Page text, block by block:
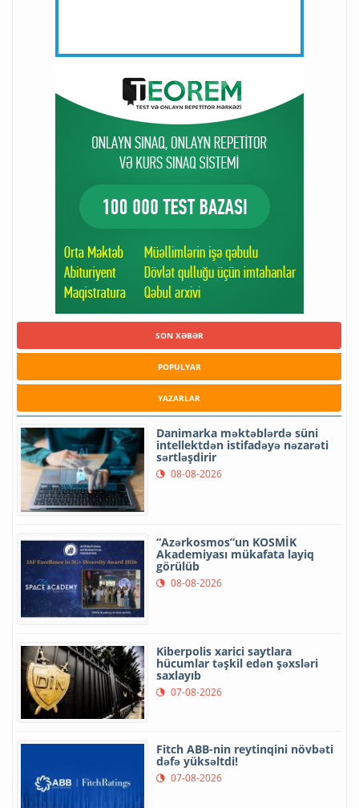
SON XƏBƏR
POPULYAR
YAZARLAR
Danimarka məktəblərdə süni
intellektdən istifadəyə nəzarəti
sərtləşdirir
08-08-2026
“Azərkosmos”un KOSMİK
Akademiyası mükafata layiq
görülüb
08-08-2026
Kiberpolis xarici saytlara
hücumlar təşkil edən şəxsləri
saxlayıb
07-08-2026
Fitch ABB-nin reytinqini növbəti
dəfə yüksəltdi!
07-08-2026